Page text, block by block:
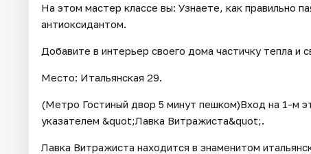
На этом мастер классе вы: Узнаете, как правильно
антиоксидантом.
Добавите в интерьер своего дома частичку тепла и
Место: Итальянская 29.
(Метро Гостиный двор 5 минут пешком)Вход на 1-м
указателем &quot;Лавка Витражиста&quot;.
Лавка Витражиста находится в знаменитом